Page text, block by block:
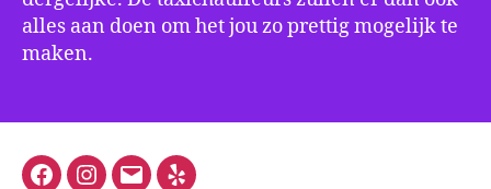
alles aan doen om het jou zo prettig mogelijk te
maken.